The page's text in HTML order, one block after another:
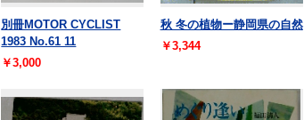
別冊MOTOR CYCLIST
1983 No.61 11
￥3,000
秋 冬の植物ー静岡県の自然
￥3,344